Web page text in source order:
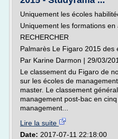
Uniquement les écoles
Uniquement les formations en
RECHERCHER
Palmarès Le Figaro 2015 des
Par Karine Darmon | 29/03/
Le classement du Figaro de
sur les écoles de
master. Le classement
management post-bac en
management...
Lire la suite
Date: 2017-07-11 22:18:00